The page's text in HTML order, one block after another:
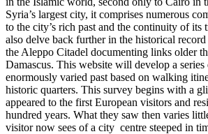
Syria’s largest city, it comprises numerous
to the city’s rich past and the continuity of its
also delve back further in the historical
the Aleppo Citadel documenting links older
Damascus. This website will develop a series
enormously varied past based on walking
historic quarters. This survey begins with a
appeared to the first European visitors and
hundred years. What they saw then varies
visitor now sees of a city centre steeped in